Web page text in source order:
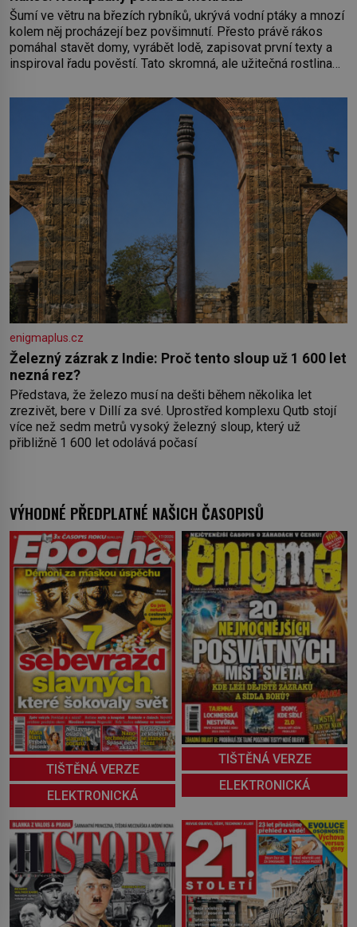
Šumí ve větru na březích rybníků, ukrývá vodní ptáky a mnozí
kolem něj procházejí bez povšimnutí. Přesto právě rákos
pomáhal stavět domy, vyrábět lodě, zapisovat první texty a
inspiroval řadu pověstí. Tato skromná, ale užitečná rostlina
obyčejnou kulisu letního koupání. Stačí se však podívat
enigmaplus.cz
Železný zázrak z Indie: Proč tento sloup už 1 600 let
nezná rez?
Představa, že železo musí na dešti během několika let
zrezivět, bere v Dillí za své. Uprostřed komplexu Qutb stojí
více než sedm metrů vysoký železný sloup, který už
přibližně 1 600 let odolává počasí
VÝHODNÉ PŘEDPLATNÉ NAŠICH ČASOPISŮ
TIŠTĚNÁ VERZE
ELEKTRONICKÁ
TIŠTĚNÁ VERZE
ELEKTRONICKÁ